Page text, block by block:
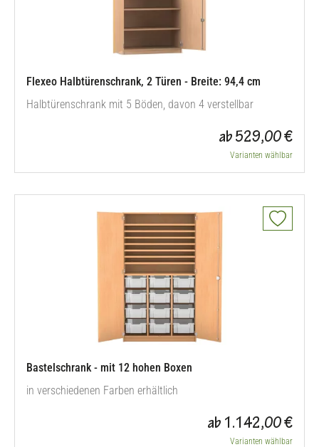
Flexeo Halbtürenschrank, 2 Türen - Breite: 94,4 cm
Halbtürenschrank mit 5 Böden, davon 4 verstellbar
ab 529,00 €
Varianten wählbar
Bastelschrank - mit 12 hohen Boxen
in verschiedenen Farben erhältlich
ab 1.142,00 €
Varianten wählbar